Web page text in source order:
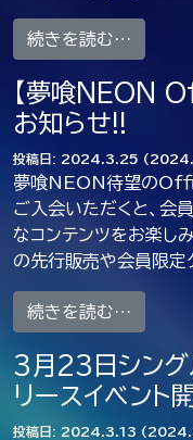
続きを読む…
【夢喰NEON
お知らせ!!
投稿日: 2024.3.25
夢喰NEON待望の
ご入会いただくと、会
なコンテンツをお楽し
の先行販売や会員限
続きを読む…
3月23日シング
リースイベント
投稿日: 2024.3.13